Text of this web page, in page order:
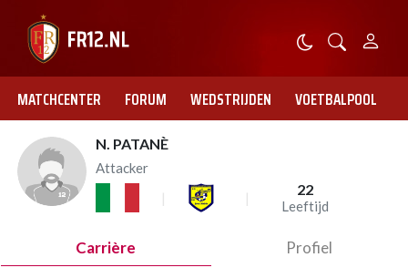
MATCHCENTER FORUM WEDSTRIJDEN VOETBALPOOL
N. PATANÈ
Attacker
22
Leeftijd
Carrière Profiel